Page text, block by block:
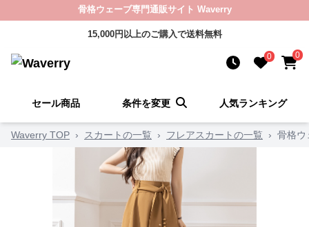
骨格ウェーブ専門通販サイト Waverry
15,000円以上のご購入で送料無料
0 0
セール商品 条件を変更 人気ランキング
Waverry TOP › スカートの一覧 › フレアスカートの一覧 › 骨格ウ